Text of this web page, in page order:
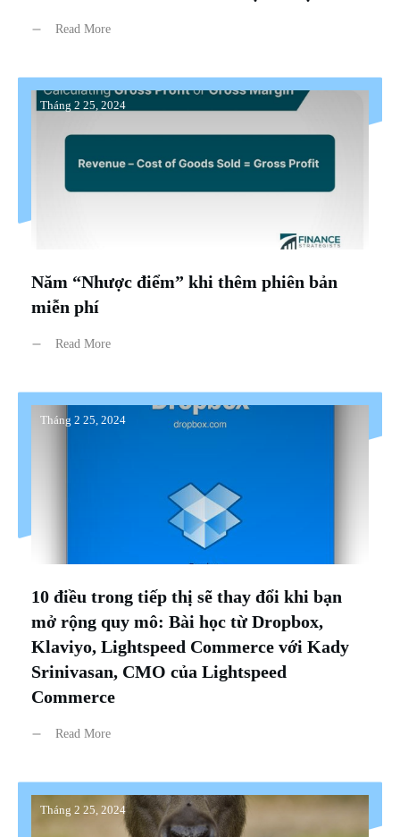
Read More
Tháng 2 25, 2024
Năm “Nhược điểm” khi thêm phiên bản
miễn phí
Read More
Tháng 2 25, 2024
10 điều trong tiếp thị sẽ thay đổi khi bạn
mở rộng quy mô: Bài học từ Dropbox,
Klaviyo, Lightspeed Commerce với Kady
Srinivasan, CMO của Lightspeed
Commerce
Read More
Tháng 2 25, 2024